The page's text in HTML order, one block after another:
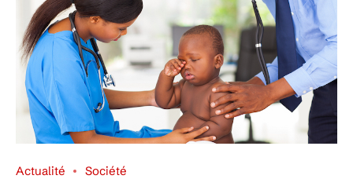
Actualité Société